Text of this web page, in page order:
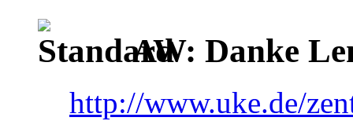
AW: Danke
http://www.uke.de/